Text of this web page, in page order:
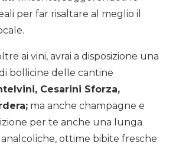
per far risaltare al meglio il
ai vini, avrai a disposizione una
bollicine delle cantine
Cesarini Sforza,
ma anche champagne e
per te anche una lunga
analcoliche, ottime bibite fresche